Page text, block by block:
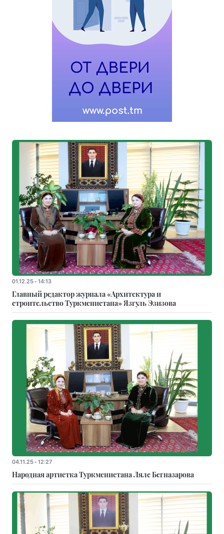
01.12.25 - 14:13
Главный редактор журнала «Архитектура и
строительство Туркменистана» Язгуль Эзизова
04.11.25 - 12:27
Народная артистка Туркменистана Ляле Бегназарова